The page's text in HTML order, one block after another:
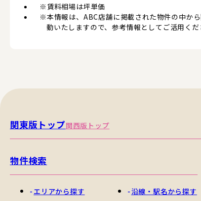
※賃料相場は坪単価
※本情報は、ABC店舗に掲載された物件の中か
動いたしますので、参考情報としてご活用くだ
関東版トップ関西版トップ
物件検索
エリアから探す
沿線・駅名から探す